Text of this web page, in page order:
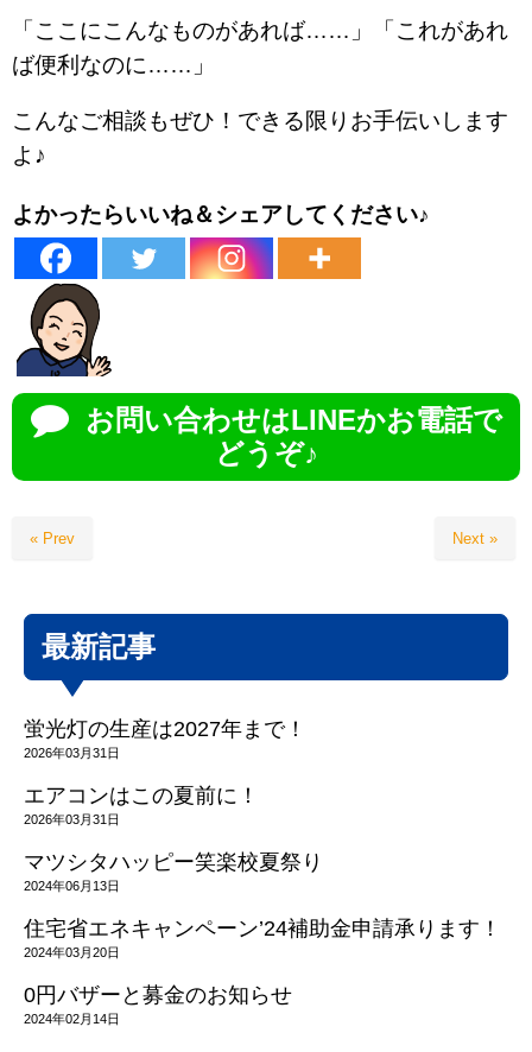
「ここにこんなものがあれば……」「これがあれ
ば便利なのに……」
こんなご相談もぜひ！できる限りお手伝いします
よ♪
よかったらいいね＆シェアしてください♪
お問い合わせはLINEかお電話で
どうぞ♪
« Prev Next »
最新記事
蛍光灯の生産は2027年まで！
2026年03月31日
エアコンはこの夏前に！
2026年03月31日
マツシタハッピー笑楽校夏祭り
2024年06月13日
住宅省エネキャンペーン’24補助金申請承ります！
2024年03月20日
0円バザーと募金のお知らせ
2024年02月14日